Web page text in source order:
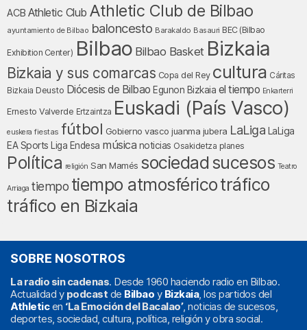
ACB Athletic Club Athletic Club de Bilbao
ayuntamiento de Bilbao baloncesto Barakaldo Basauri BEC (Bilbao
Exhibition Center) Bilbao Bilbao Basket Bizkaia
Bizkaia y sus comarcas Copa del Rey cultura Cáritas
Bizkaia Deusto Diócesis de Bilbao Egunon Bizkaia el tiempo Enkarterri
Ernesto Valverde Ertzaintza Euskadi (País Vasco)
euskera fiestas fútbol Gobierno vasco juanma jubera LaLiga LaLiga
EA Sports
Liga Endesa música noticias Osakidetza planes
Política religión San Mamés sociedad sucesos Teatro
Arriaga tiempo tiempo atmosféricotráfico
tráfico en Bizkaia
SOBRE NOSOTROS
La radio sin cadenas. Desde 1960 haciendo radio en Bilbao.
Actualidad y podcast de Bilbao y Bizkaia, los partidos del
Athleticen ‘La Emoción del Bacalao’, noticias de sucesos,
deportes, sociedad, cultura, política, religión y obra social.